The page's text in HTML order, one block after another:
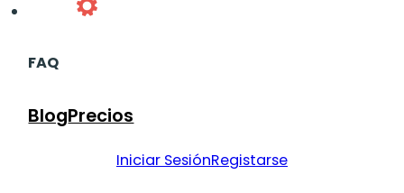
FAQ
BlogPrecios
Iniciar SesiónRegistarse